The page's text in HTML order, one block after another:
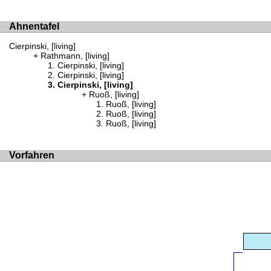
Ahnentafel
Cierpinski, [living]
Rathmann, [living]
Cierpinski, [living]
Cierpinski, [living]
Cierpinski, [living]
Ruoß, [living]
Ruoß, [living]
Ruoß, [living]
Ruoß, [living]
Vorfahren